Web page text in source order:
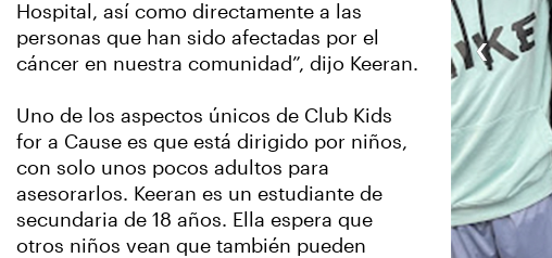
Hospital, así como directamente a las
personas que han sido afectadas por el
cáncer en nuestra comunidad”, dijo Keeran.
Uno de los aspectos únicos de Club Kids
for a Cause es que está dirigido por niños,
con solo unos pocos adultos para
asesorarlos. Keeran es un estudiante de
secundaria de 18 años. Ella espera que
otros niños vean que también pueden
‹